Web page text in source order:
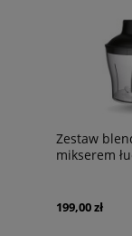
Zestaw
mikserem
199,00 zł